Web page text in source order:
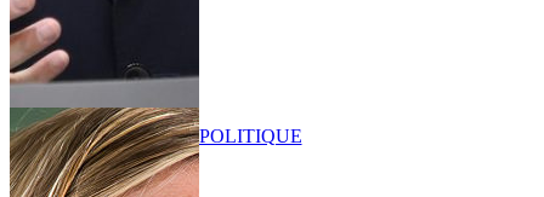
POLITIQUE